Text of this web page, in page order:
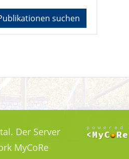
suchen
Der Server
MyCoRe